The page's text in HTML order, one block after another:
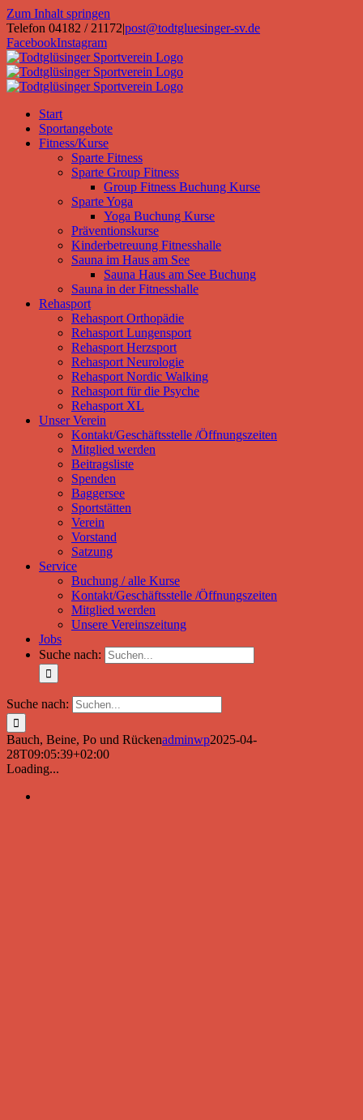
Zum Inhalt springen
Telefon 04182 / 21172|post@todtgluesinger-sv.de
FacebookInstagram
Start
Sportangebote
Fitness/Kurse
Sparte Fitness
Sparte Group Fitness
Group Fitness Buchung Kurse
Sparte Yoga
Yoga Buchung Kurse
Präventionskurse
Kinderbetreuung Fitnesshalle
Sauna im Haus am See
Sauna Haus am See Buchung
Sauna in der Fitnesshalle
Rehasport
Rehasport Orthopädie
Rehasport Lungensport
Rehasport Herzsport
Rehasport Neurologie
Rehasport Nordic Walking
Rehasport für die Psyche
Rehasport XL
Unser Verein
Kontakt/Geschäftsstelle /Öffnungszeiten
Mitglied werden
Beitragsliste
Spenden
Baggersee
Sportstätten
Verein
Vorstand
Satzung
Service
Buchung / alle Kurse
Kontakt/Geschäftsstelle /Öffnungszeiten
Mitglied werden
Unsere Vereinszeitung
Jobs
Suche nach:
Suche nach:
Bauch, Beine, Po und Rückenadminwp2025-04-
28T09:05:39+02:00
Loading...